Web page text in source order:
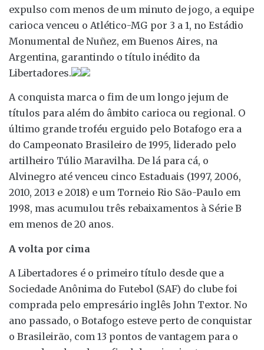
expulso com menos de um minuto de jogo, a equipe
carioca venceu o Atlético-MG por 3 a 1, no Estádio
Monumental de Nuñez, em Buenos Aires, na
Argentina, garantindo o título inédito da
Libertadores.
A conquista marca o fim de um longo jejum de
títulos para além do âmbito carioca ou regional. O
último grande troféu erguido pelo Botafogo era a
do Campeonato Brasileiro de 1995, liderado pelo
artilheiro Túlio Maravilha. De lá para cá, o
Alvinegro até venceu cinco Estaduais (1997, 2006,
2010, 2013 e 2018) e um Torneio Rio São-Paulo em
1998, mas acumulou três rebaixamentos à Série B
em menos de 20 anos.
A volta por cima
A Libertadores é o primeiro título desde que a
Sociedade Anônima do Futebol (SAF) do clube foi
comprada pelo empresário inglês John Textor. No
ano passado, o Botafogo esteve perto de conquistar
o Brasileirão, com 13 pontos de vantagem para o